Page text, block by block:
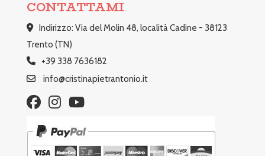
CONTATTAMI
Indirizzo: Via del Molin 48, località Cadine - 38123
Trento (TN)
+39 338 7636182
info@cristinapietrantonio.it